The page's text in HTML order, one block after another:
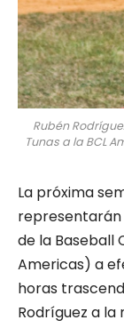
Rubén
Tunas a la BCL
La próxima
representarán
de la Baseball
Americas) a
horas
Rodríguez a la